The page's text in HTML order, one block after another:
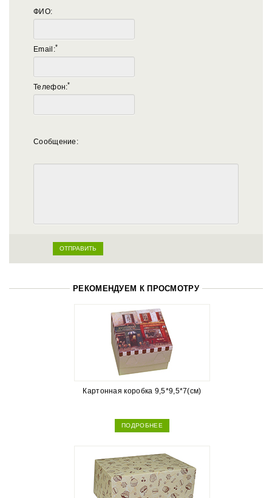
ФИО:
Email:*
Телефон:*
Сообщение:
РЕКОМЕНДУЕМ К ПРОСМОТРУ
Картонная коробка 9,5*9,5*7(см)
ПОДРОБНЕЕ